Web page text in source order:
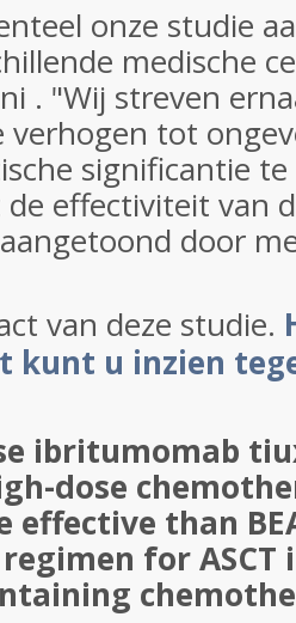
onze studie
medische
. "Wij streven
verhogen tot
significantie
effectiviteit van
door
van deze studie.
kunt u inzien
ibritumomab
dose
effective than
for ASCT